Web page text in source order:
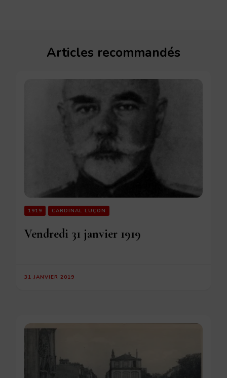
Articles recommandés
1919 CARDINAL LUÇON
Vendredi 31 janvier 1919
31 JANVIER 2019